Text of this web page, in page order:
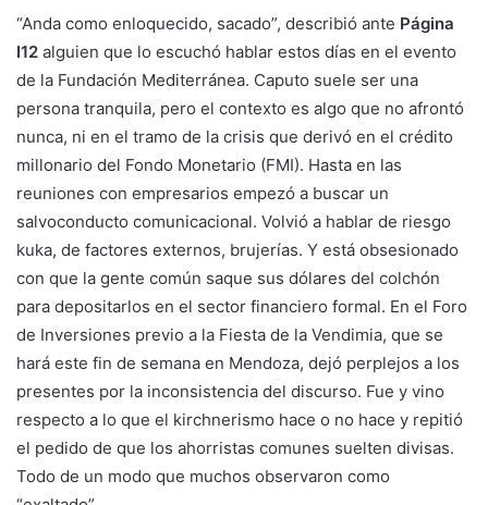
“Anda como enloquecido, sacado”, describió ante Página
I12 alguien que lo escuchó hablar estos días en el evento
de la Fundación Mediterránea. Caputo suele ser una
persona tranquila, pero el contexto es algo que no afrontó
nunca, ni en el tramo de la crisis que derivó en el crédito
millonario del Fondo Monetario (FMI). Hasta en las
reuniones con empresarios empezó a buscar un
salvoconducto comunicacional. Volvió a hablar de riesgo
kuka, de factores externos, brujerías. Y está obsesionado
con que la gente común saque sus dólares del colchón
para depositarlos en el sector financiero formal. En el Foro
de Inversiones previo a la Fiesta de la Vendimia, que se
hará este fin de semana en Mendoza, dejó perplejos a los
presentes por la inconsistencia del discurso. Fue y vino
respecto a lo que el kirchnerismo hace o no hace y repitió
el pedido de que los ahorristas comunes suelten divisas.
Todo de un modo que muchos observaron como